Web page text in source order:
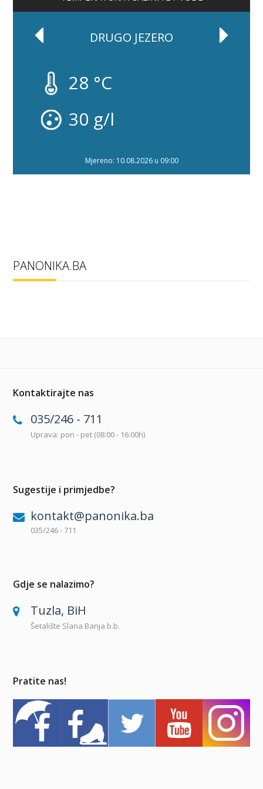
DRUGO JEZERO
28 °C
30 g/l
Mjereno: 10.08.2026 u 09:00
PANONIKA.BA
Kontaktirajte nas
035/246 - 711
Uprava: pon - pet (08:00 - 16:00h)
Sugestije i primjedbe?
kontakt@panonika.ba
035/246 - 711
Gdje se nalazimo?
Tuzla, BiH
Šetalište Slana Banja b.b.
Pratite nas!